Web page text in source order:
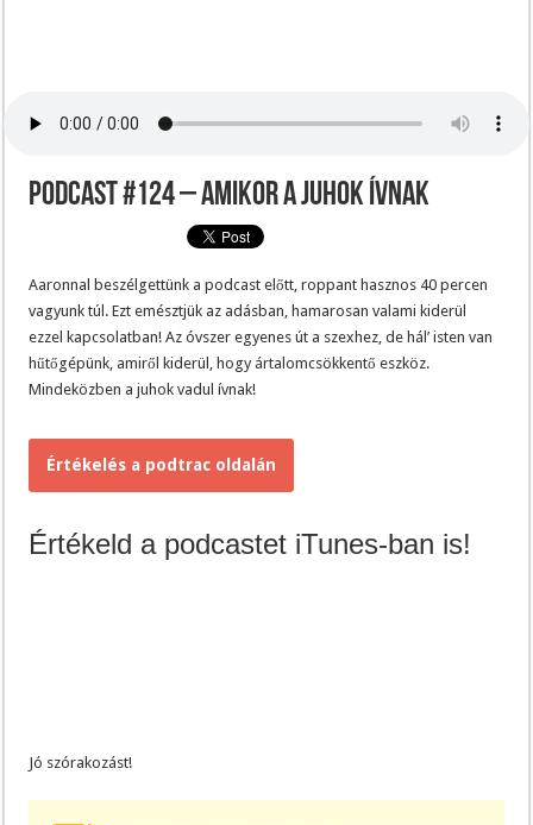
Podcast #124 – Amikor a juhok ívnak
Aaronnal beszélgettünk a podcast előtt, roppant hasznos 40 percen
vagyunk túl. Ezt emésztjük az adásban, hamarosan valami kiderül
ezzel kapcsolatban! Az óvszer egyenes út a szexhez, de hál’ isten van
hűtőgépünk, amiről kiderül, hogy ártalomcsökkentő eszköz.
Mindeközben a juhok vadul ívnak!
Értékelés a podtrac oldalán
Értékeld a podcastet iTunes-ban is!
Jó szórakozást!